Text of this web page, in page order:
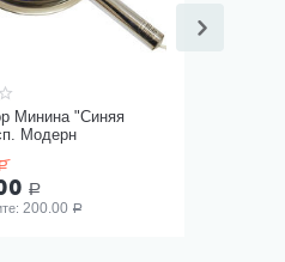
Минина "Синяя
Модерн
Р
200.00 Р